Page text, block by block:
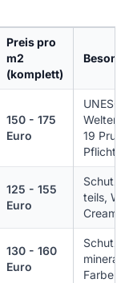
Preis pro
m2
(komplett)
150 - 175
Euro
19
Pflicht
125 - 155
Euro
teils,
Cream
130 - 160
Euro
Farbe